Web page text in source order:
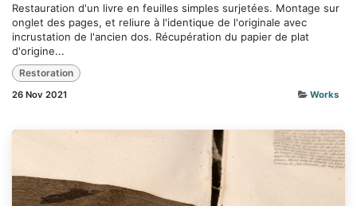
Restauration d'un livre en feuilles simples surjetées. Montage sur
onglet des pages, et reliure à l'identique de l'originale avec
incrustation de l'ancien dos. Récupération du papier de plat
d'origine...
Restoration
26 Nov 2021 Works